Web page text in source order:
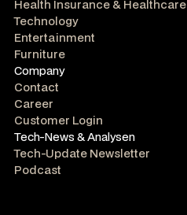
Health Insurance & Healthcare
Technology
Entertainment
Furniture
Company
Contact
Career
Customer Login
Tech-News & Analysen
Tech-Update Newsletter
Podcast